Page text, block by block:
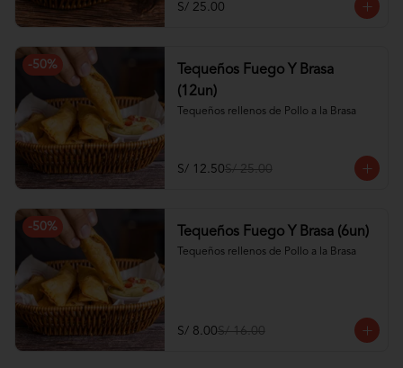
S/ 25.00
-50%
Tequeños Fuego Y Brasa
(12un)
Tequeños rellenos de Pollo a la Brasa
S/ 12.50S/ 25.00
-50% Tequeños Fuego Y Brasa (6un)
Tequeños rellenos de Pollo a la Brasa
S/ 8.00S/ 16.00